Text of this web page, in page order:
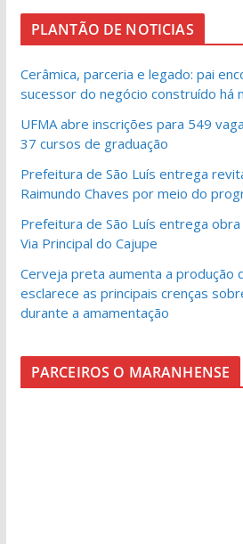
PLANTÃO DE NOTICIAS
Cerâmica, parceria e legado: pai
sucessor do negócio construído há
UFMA abre inscrições para 549
37 cursos de graduação
Prefeitura de São Luís entrega
Raimundo Chaves por meio do
Prefeitura de São Luís entrega
Via Principal do Cajupe
Cerveja preta aumenta a produção
esclarece as principais crenças
durante a amamentação
PARCEIROS O MARANHENSE